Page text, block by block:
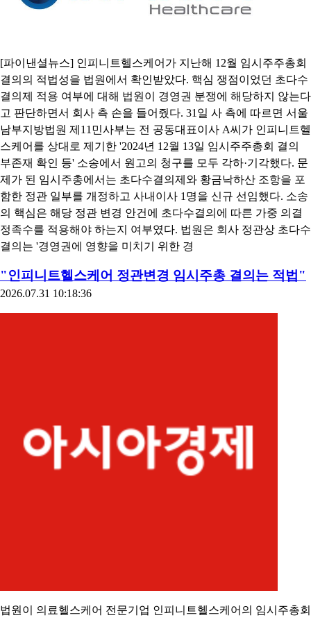
[파이낸셜뉴스] 인피니트헬스케어가 지난해 12월 임시주주총회
결의의 적법성을 법원에서 확인받았다. 핵심 쟁점이었던 초다수
결의제 적용 여부에 대해 법원이 경영권 분쟁에 해당하지 않는다
고 판단하면서 회사 측 손을 들어줬다. 31일 사 측에 따르면 서울
남부지방법원 제11민사부는 전 공동대표이사 A씨가 인피니트헬
스케어를 상대로 제기한 '2024년 12월 13일 임시주주총회 결의
부존재 확인 등' 소송에서 원고의 청구를 모두 각하·기각했다. 문
제가 된 임시주총에서는 초다수결의제와 황금낙하산 조항을 포
함한 정관 일부를 개정하고 사내이사 1명을 신규 선임했다. 소송
의 핵심은 해당 정관 변경 안건에 초다수결의에 따른 가중 의결
정족수를 적용해야 하는지 여부였다. 법원은 회사 정관상 초다수
결의는 '경영권에 영향을 미치기 위한 경
"인피니트헬스케어 정관변경 임시주총 결의는 적법"
2026.07.31 10:18:36
법원이 의료헬스케어 전문기업 인피니트헬스케어의 임시주총회